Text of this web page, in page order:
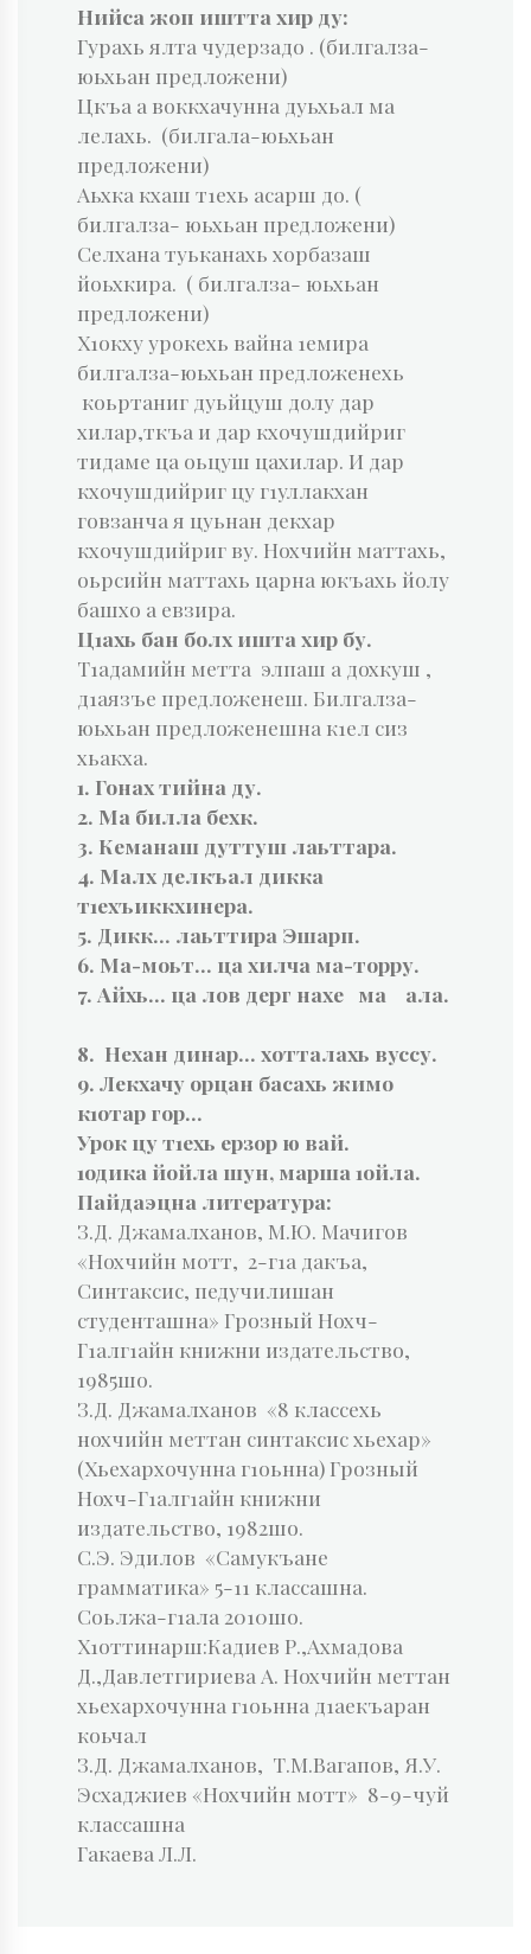
Нийса жоп иштта хир ду:
Гурахь ялта чудерзадо . (билгалза-
юьхьан предложени)
Цкъа а воккхачунна дуьхьал ма
лелахь. (билгала-юьхьан
предложени)
Аьхка кхаш т1ехь асарш до. (
билгалза- юьхьан предложени)
Селхана туьканахь хорбазаш
йоьхкира. ( билгалза- юьхьан
предложени)
Х1окху урокехь вайна 1емира
билгалза-юьхьан предложенехь
коьртаниг дуьйцуш долу дар
хилар,ткъа и дар кхочушдийриг
тидаме ца оьцуш цахилар. И дар
кхочушдийриг цу г1уллакхан
говзанча я цуьнан декхар
кхочушдийриг ву. Нохчийн маттахь,
оьрсийн маттахь царна юкъахь йолу
башхо а евзира.
Ц1ахь бан болх ишта хир бу.
Т1адамийн метта элпаш а дохкуш ,
д1аязъе предложенеш. Бил­галза-
юьхьан предложенешна к1ел сиз
хьакха.
1. Гонах тийна ду.
2. Ма билла бехк.
3. Кеманаш дуттуш лаьттара.
4. Малх делкъал дикка
т1ехъиккхинера.
5. Дикк… лаьттира Эшарп.
6. Ма-моьт… ца хилча ма-торру.
7. Айхь… ца лов дерг нахе ма ала.
8. Нехан динар… хотталахь вуссу.
9. Лекхачу орцан басахь жимо
к1отар гор…
Урок цу т1ехь ерзор ю вай.
1одика йойла шун, марша 1ойла.
Пайдаэцна литература:
З.Д. Джамалханов, М.Ю. Мачигов
«Нохчийн мотт, 2-г1а дакъа,
Синтаксис, педучилишан
студенташна» Грозный Нохч-
Г1алг1айн книжни издательство,
1985шо.
З.Д. Джамалханов «8 классехь
нохчийн меттан синтаксис хьехар»
(Хьехархочунна г1оьнна) Грозный
Нохч-Г1алг1айн книжни
издательство, 1982шо.
С.Э. Эдилов «Самукъане
грамматика» 5-11 классашна.
Соьлжа-г1ала 2010шо.
Х1оттинарш:Кадиев Р.,Ахмадова
Д.,Давлетгириева А. Нохчийн меттан
хьехархочунна г1оьнна д1аекъаран
коьчал
З.Д. Джамалханов, Т.М.Вагапов, Я.У.
Эсхаджиев «Нохчийн мотт» 8-9-чуй
классашна
Гакаева Л.Л.